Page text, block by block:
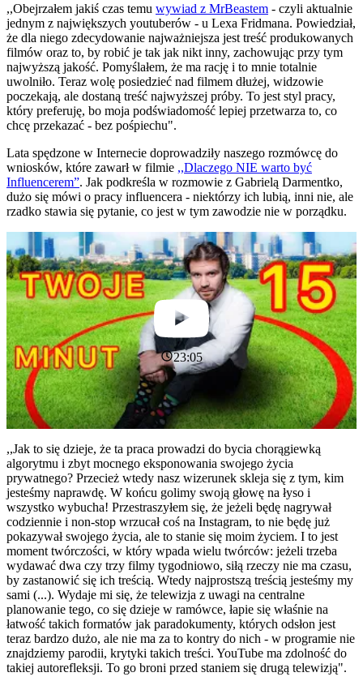
,,Obejrzałem jakiś czas temu wywiad z MrBeastem - czyli aktualnie
jednym z największych youtuberów - u Lexa Fridmana. Powiedział,
że dla niego zdecydowanie najważniejsza jest treść produkowanych
filmów oraz to, by robić je tak jak nikt inny, zachowując przy tym
najwyższą jakość. Pomyślałem, że ma rację i to mnie totalnie
uwolniło. Teraz wolę posiedzieć nad filmem dłużej, widzowie
poczekają, ale dostaną treść najwyższej próby. To jest styl pracy,
który preferuję, bo moja podświadomość lepiej przetwarza to, co
chcę przekazać - bez pośpiechu".
Lata spędzone w Internecie doprowadziły naszego rozmówcę do
wniosków, które zawarł w filmie ,,Dlaczego NIE warto być
Influencerem”. Jak podkreśla w rozmowie z Gabrielą Darmentko,
dużo się mówi o pracy influencera - niektórzy ich lubią, inni nie, ale
rzadko stawia się pytanie, co jest w tym zawodzie nie w porządku.
23:05
,,Jak to się dzieje, że ta praca prowadzi do bycia chorągiewką
algorytmu i zbyt mocnego eksponowania swojego życia
prywatnego? Przecież wtedy nasz wizerunek skleja się z tym, kim
jesteśmy naprawdę. W końcu golimy swoją głowę na łyso i
wszystko wybucha! Przestraszyłem się, że jeżeli będę nagrywał
codziennie i non-stop wrzucał coś na Instagram, to nie będę już
pokazywał swojego życia, ale to stanie się moim życiem. I to jest
moment twórczości, w który wpada wielu twórców: jeżeli trzeba
wydawać dwa czy trzy filmy tygodniowo, siłą rzeczy nie ma czasu,
by zastanowić się ich treścią. Wtedy najprostszą treścią jesteśmy my
sami (...). Wydaje mi się, że telewizja z uwagi na centralne
planowanie tego, co się dzieje w ramówce, łapie się właśnie na
łatwość takich formatów jak paradokumenty, których odsłon jest
teraz bardzo dużo, ale nie ma za to kontry do nich - w programie nie
znajdziemy parodii, krytyki takich treści. YouTube ma zdolność do
takiej autorefleksji. To go broni przed staniem się drugą telewizją".